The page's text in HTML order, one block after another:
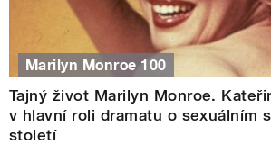
Marilyn Monroe 100
Tajný život Marilyn Monroe.
v hlavní roli dramatu o sexuálním
století